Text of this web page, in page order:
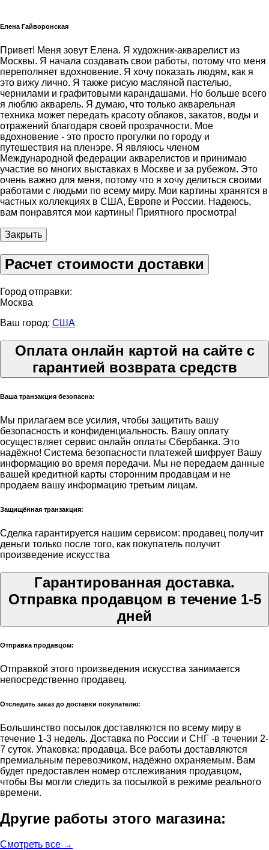
Елена Гайворонская
Привет! Меня зовут Елена. Я художник-акварелист из
Москвы. Я началa создавать свои работы, потому что меня
переполняет вдохновение. Я хочу показать людям, как я
это вижу лично. Я также рисую масляной пастелью,
чернилами и графитовыми карандашами. Но больше всего
я люблю акварель. Я думаю, что только акварельная
техника может передать красоту облаков, закатов, воды и
отражений благодаря своей прозрачности. Мое
вдохновение - это просто прогулки по городу и
путешествия на пленэре. Я являюсь членом
Международной федерации акварелистов и принимаю
участие во многих выставках в Москве и за рубежом. Это
очень важно для меня, потому что я хочу делиться своими
работами с людьми по всему миру. Мои картины хранятся в
частных коллекциях в США, Европе и России. Надеюсь,
вам понравятся мои картины! Приятного просмотра!
Закрыть
Расчет стоимости доставки
Город отправки:
Москва
Ваш город: США
Оплата онлайн картой на сайте с
гарантией возврата средств
Ваша транзакция безопасна:
Мы прилагаем все усилия, чтобы защитить вашу
безопасность и конфиденциальность. Вашу оплату
осуществляет сервис онлайн оплаты Сбербанка. Это
надёжно! Система безопасности платежей шифрует Вашу
информацию во время передачи. Мы не передаем данные
вашей кредитной карты сторонним продавцам и не
продаем вашу информацию третьим лицам.
Защищённая транзакция:
Сделка гарантируется нашим сервисом: продавец получит
деньги только после того, как покупатель получит
произведение искусства
Гарантированная доставка.
Отправка продавцом в течение 1-5
дней
Отправка продавцом:
Отправкой этого произведения искусства занимается
непосредственно продавец.
Отследить заказ до доставки покупателю:
Большинство посылок доставляются по всему миру в
течение 1-3 недель. Доставка по России и СНГ -в течении 2-
7 суток. Упаковка: продавца. Все работы доставляются
премиальным перевозчиком, надёжно охраняемым. Вам
будет предоставлен номер отслеживания продавцом,
чтобы Вы могли следить за посылкой в режиме реального
времени.
Другие работы этого магазина:
Смотреть все →